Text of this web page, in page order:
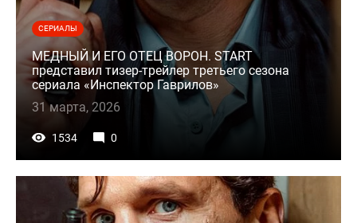
СЕРИАЛЫ
МЕДНЫЙ И ЕГО ОТЕЦ ВОРОН. START
представил тизер-трейлер третьего сезона
сериала «Инспектор Гаврилов»
31 марта, 2026
1534 0